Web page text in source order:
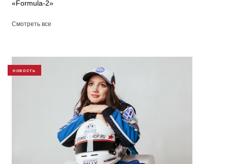
«Formula-2»
Смотреть все
НОВОСТЬ